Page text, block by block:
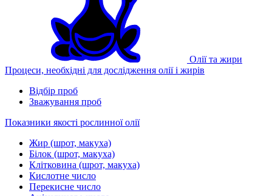
Олії та жири
Процеси, необхідні для дослідження олії і жирів
Відбір проб
Зважування проб
Показники якості рослинної олії
Жир (шрот, макуха)
Білок (шрот, макуха)
Клітковина (шрот, макуха)
Кислотне число
Перекисне число